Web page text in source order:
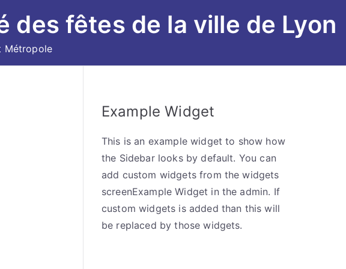
des fêtes de la ville de Lyon
Métropole
Example Widget
This is an example widget to show how
the Sidebar looks by default. You can
add custom widgets from the widgets
screenExample Widget in the admin. If
custom widgets is added than this will
be replaced by those widgets.